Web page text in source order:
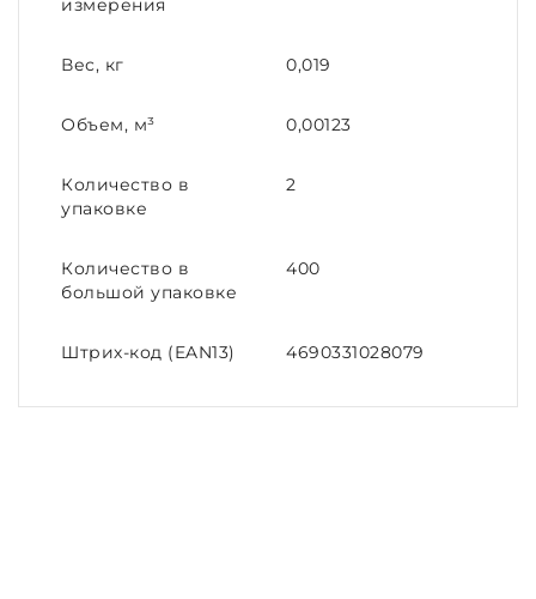
измерения
Вес, кг 0,019
Объем, м³ 0,00123
Количество в
упаковке
2
Количество в
большой упаковке
400
Штрих-код (EAN13) 4690331028079